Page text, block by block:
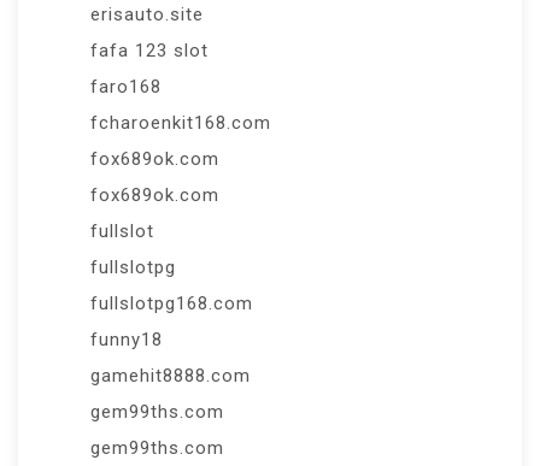
erisauto.site
fafa 123 slot
faro168
fcharoenkit168.com
fox689ok.com
fox689ok.com
fullslot
fullslotpg
fullslotpg168.com
funny18
gamehit8888.com
gem99ths.com
gem99ths.com